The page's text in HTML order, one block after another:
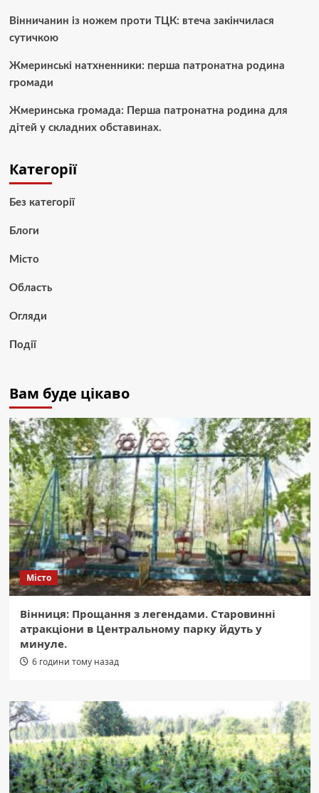
Вінничанин із ножем проти ТЦК: втеча закінчилася
сутичкою
Жмеринські натхненники: перша патронатна родина
громади
Жмеринська громада: Перша патронатна родина для
дітей у складних обставинах.
Категорії
Без категорії
Блоги
Місто
Область
Огляди
Події
Вам буде цікаво
Місто
Вінниця: Прощання з легендами. Старовинні
атракціони в Центральному парку йдуть у
минуле.
6 години тому назад